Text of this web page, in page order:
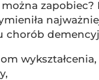
zapobiec?
chorób
wykształcenia,